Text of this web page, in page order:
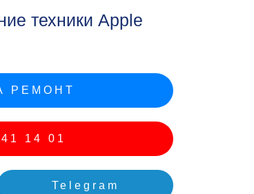
техники Apple
РЕМОНТ
14 01
Telegram